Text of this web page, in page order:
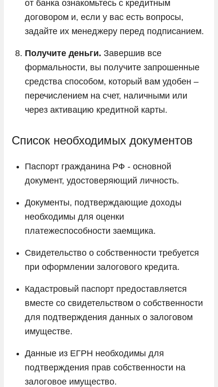
от банка ознакомьтесь с кредитным
договором и, если у вас есть вопросы,
задайте их менеджеру перед подписанием.
Получите деньги. Завершив все
формальности, вы получите запрошенные
средства способом, который вам удобен –
перечислением на счет, наличными или
через активацию кредитной карты.
Список необходимых документов
Паспорт гражданина РФ - основной
документ, удостоверяющий личность.
Документы, подтверждающие доходы
необходимы для оценки
платежеспособности заемщика.
Свидетельство о собственности требуется
при оформлении залогового кредита.
Кадастровый паспорт предоставляется
вместе со свидетельством о собственности
для подтверждения данных о залоговом
имуществе.
Данные из ЕГРН необходимы для
подтверждения прав собственности на
залоговое имущество.